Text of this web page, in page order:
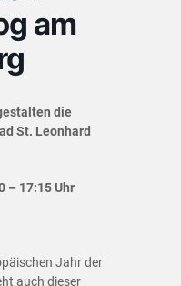
am
die
St. Leonhard
– 17:15 Uhr
Jahr der
auch dieser